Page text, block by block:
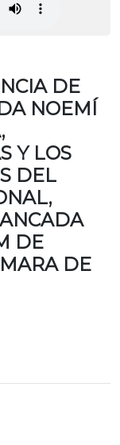
DE
NOEMÍ
Y LOS
DEL
DE
DE